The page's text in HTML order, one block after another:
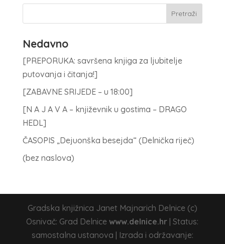
Nedavno
[PREPORUKA: savršena knjiga za ljubitelje
putovanja i čitanja!]
[ZABAVNE SRIJEDE – u 18:00]
[N A J A V A – književnik u gostima – DRAGO
HEDL]
ČASOPIS „Dejuonška besejda“ (Delnička riječ)
(bez naslova)
Gradska knjižnica Janet Majnarich Delnice (c)
Osnivač: Grad Delnicewww.delnice.hr | Status:
samostalna ustanova | Izrada i održavanje: